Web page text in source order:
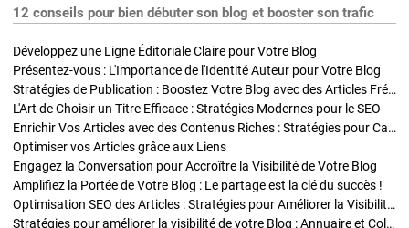
12 conseils pour bien débuter son blog et booster son trafic
Développez une Ligne Éditoriale Claire pour Votre Blog
Présentez-vous : L'Importance de l'Identité Auteur pour Votre Blog
Stratégies de Publication : Boostez Votre Blog avec des Articles Fréquents et Exclusifs
L'Art de Choisir un Titre Efficace : Stratégies Modernes pour le SEO
Enrichir Vos Articles avec des Contenus Riches : Stratégies pour Captiver et Optimiser
Optimiser vos Articles grâce aux Liens
Engagez la Conversation pour Accroître la Visibilité de Votre Blog
Amplifiez la Portée de Votre Blog : Le partage est la clé du succès !
Optimisation SEO des Articles : Stratégies pour Améliorer la Visibilité de Votre Blog
Stratégies pour améliorer la visibilité de votre Blog : Annuaire et Collaborations